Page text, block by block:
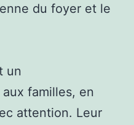
du foyer et le
un
familles, en
attention. Leur